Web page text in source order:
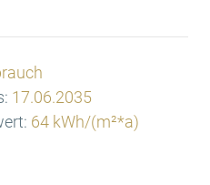
17.06.2035
64 kWh/(m²*a)